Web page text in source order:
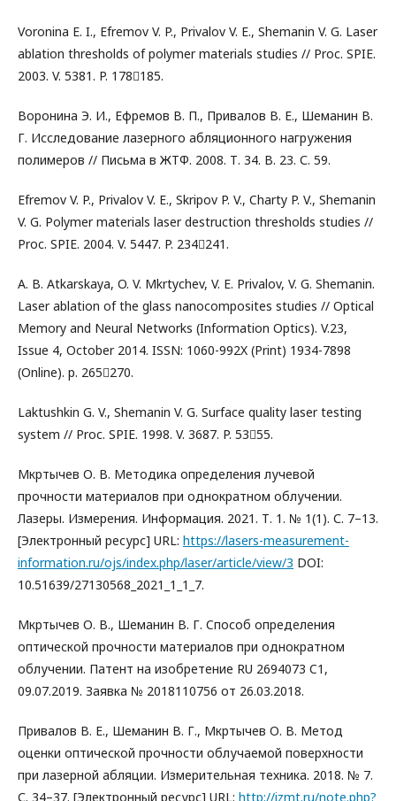
Voronina E. I., Efremov V. P., Privalov V. E., Shemanin V. G. Laser
ablation thresholds of polymer materials studies // Proc. SPIE.
2003. V. 5381. P. 178185.
Воронина Э. И., Ефремов В. П., Привалов В. Е., Шеманин В.
Г. Исследование лазерного абляционного нагружения
полимеров // Письма в ЖТФ. 2008. Т. 34. В. 23. С. 59.
Efremov V. P., Privalov V. E., Skripov P. V., Charty P. V., Shemanin
V. G. Polymer materials laser destruction thresholds studies //
Proc. SPIE. 2004. V. 5447. P. 234241.
A. B. Atkarskaya, O. V. Mkrtychev, V. E. Privalov, V. G. Shemanin.
Laser ablation of the glass nanocomposites studies // Optical
Memory and Neural Networks (Information Optics). V.23,
Issue 4, October 2014. ISSN: 1060-992X (Print) 1934-7898
(Online). p. 265270.
Laktushkin G. V., Shemanin V. G. Surface quality laser testing
system // Proc. SPIE. 1998. V. 3687. P. 5355.
Мкртычев О. В. Методика определения лучевой
прочности материалов при однократном облучении.
Лазеры. Измерения. Информация. 2021. Т. 1. № 1(1). С. 7–13.
[Электронный ресурс] URL: https://lasers-measurement-
information.ru/ojs/index.php/laser/article/view/3 DOI:
10.51639/27130568_2021_1_1_7.
Мкртычев О. В., Шеманин В. Г. Cпособ определения
оптической прочности материалов при однократном
облучении. Патент на изобретение RU 2694073 C1,
09.07.2019. Заявка № 2018110756 от 26.03.2018.
Привалов В. Е., Шеманин В. Г., Мкртычев О. В. Метод
оценки оптической прочности облучаемой поверхности
при лазерной абляции. Измерительная техника. 2018. № 7.
С. 34–37. [Электронный ресурс] URL: http://izmt.ru/note.php?